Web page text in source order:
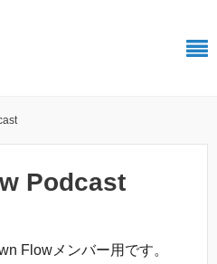
Podcast
Flowメンバー用です。